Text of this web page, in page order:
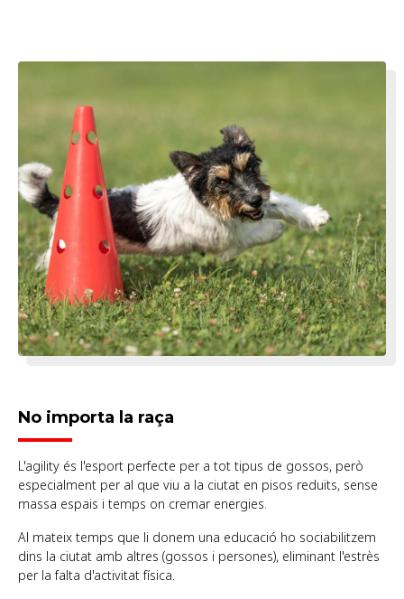
No importa la raça
L'agility és l'esport perfecte per a tot tipus de gossos, però
especialment per al que viu a la ciutat en pisos reduïts, sense
massa espais i temps on cremar energies.
Al mateix temps que li donem una educació ho sociabilitzem
dins la ciutat amb altres (gossos i persones), eliminant l'estrès
per la falta d'activitat física.